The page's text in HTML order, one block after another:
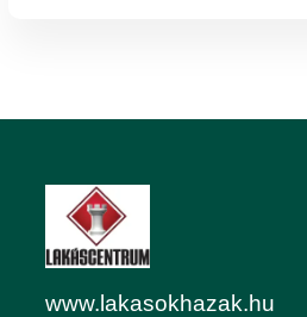
www.lakasokhazak.hu